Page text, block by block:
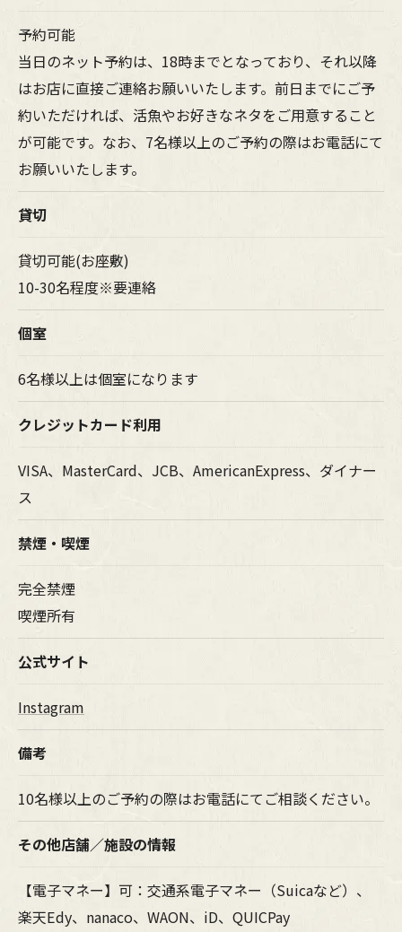
予約可能
当日のネット予約は、18時までとなっており、それ以降
はお店に直接ご連絡お願いいたします。前日までにご予
約いただければ、活魚やお好きなネタをご用意すること
が可能です。なお、7名様以上のご予約の際はお電話にて
お願いいたします。
貸切
貸切可能(お座敷)
10-30名程度※要連絡
個室
6名様以上は個室になります
クレジットカード利用
VISA、MasterCard、JCB、AmericanExpress、ダイナー
ス
禁煙・喫煙
完全禁煙
喫煙所有
公式サイト
Instagram
備考
10名様以上のご予約の際はお電話にてご相談ください。
その他店舗／施設の情報
【電子マネー】可：交通系電子マネー（Suicaなど）、
楽天Edy、nanaco、WAON、iD、QUICPay